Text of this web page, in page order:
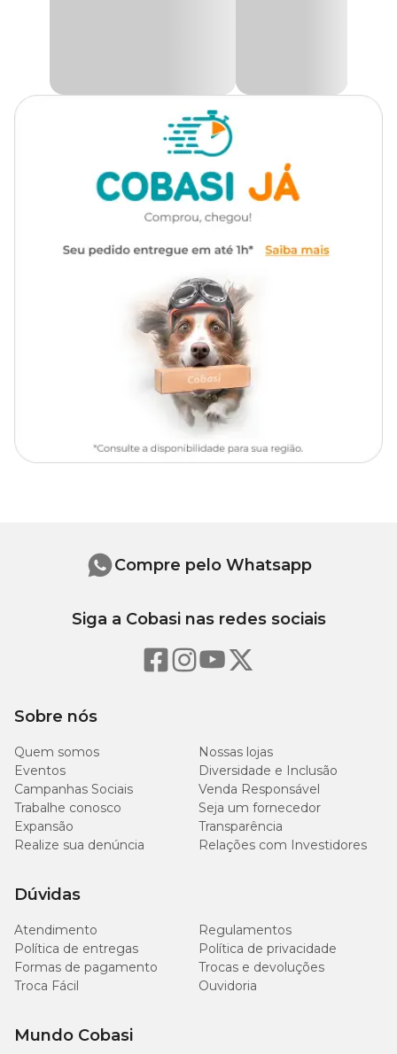
preçoespecial.
Sobre nós
Quem somos
Nossas lojas
Eventos
Diversidade e Inclusão
Campanhas Sociais
Venda Responsável
Trabalhe conosco
Seja um fornecedor
Expansão
Transparência
Realize sua denúncia
Relações com Investidores
Dúvidas
Atendimento
Regulamentos
Política de entregas
Política de privacidade
Formas de pagamento
Trocas e devoluções
Troca Fácil
Ouvidoria
Mundo Cobasi
Compre pelo Whatsapp
Siga a Cobasi nas redes sociais